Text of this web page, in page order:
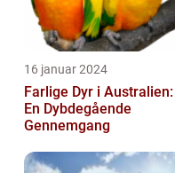
16 januar 2024
Farlige Dyr i Australien:
En Dybdegående
Gennemgang